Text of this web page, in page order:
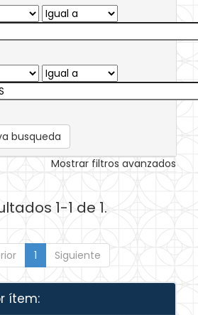
busqueda
Mostrar filtros avanzados
1-1 de 1.
1 Siguiente
ítem: